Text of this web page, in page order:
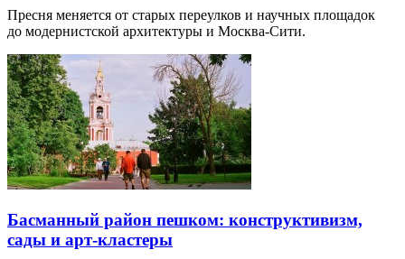
Пресня меняется от старых переулков и научных площадок
до модернистской архитектуры и Москва-Сити.
Басманный район пешком: конструктивизм,
сады и арт-кластеры